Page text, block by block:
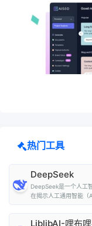
热门工具
DeepSeek
DeepSeek是一个人工
在揭示人工通用智能（
LiblibAI-哩布